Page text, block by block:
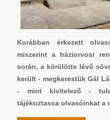
Korábban érkezett
miszerint a háziorvosi
során, a körülötte lévő
került - megkerestük Gál
- mint kivitelező -
tájékoztassa olvasóinkat a